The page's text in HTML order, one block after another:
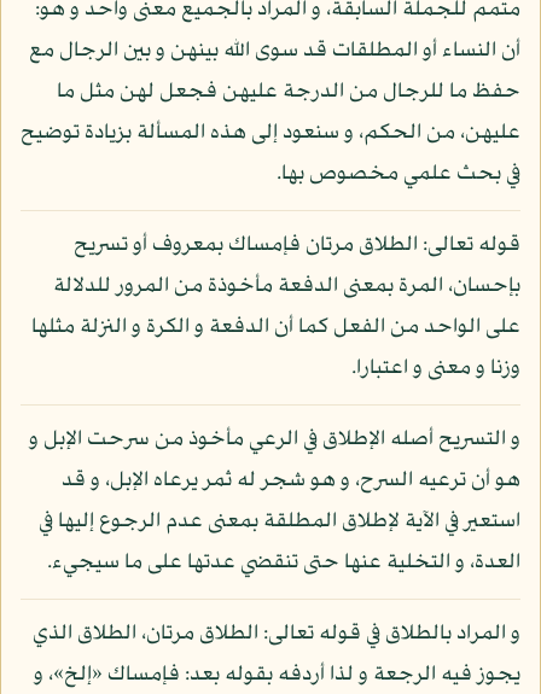
متمم للجملة السابقة، و المراد بالجميع معنى واحد و هو:
أن النساء أو المطلقات قد سوى الله بينهن و بين الرجال مع
حفظ ما للرجال من الدرجة عليهن فجعل لهن مثل ما
عليهن، من الحكم، و سنعود إلى هذه المسألة بزيادة توضيح
في بحث علمي مخصوص بها.
قوله تعالى: الطلاق مرتان فإمساك بمعروف أو تسريح
بإحسان، المرة بمعنى الدفعة مأخوذة من المرور للدلالة
على الواحد من الفعل كما أن الدفعة و الكرة و النزلة مثلها
وزنا و معنى و اعتبارا.
و التسريح أصله الإطلاق في الرعي مأخوذ من سرحت الإبل و
هو أن ترعيه السرح، و هو شجر له ثمر يرعاه الإبل، و قد
استعير في الآية لإطلاق المطلقة بمعنى عدم الرجوع إليها في
العدة، و التخلية عنها حتى تنقضي عدتها على ما سيجيء.
و المراد بالطلاق في قوله تعالى: الطلاق مرتان، الطلاق الذي
يجوز فيه الرجعة و لذا أردفه بقوله بعد: فإمساك «إلخ»، و